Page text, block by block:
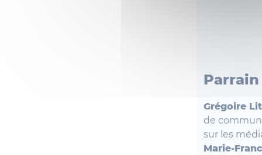
Grégoire
de
sur les
Marie-